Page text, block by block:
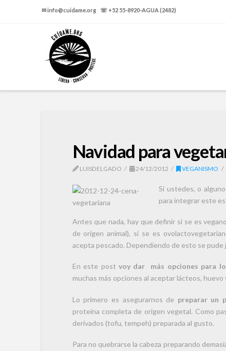
✉ info@cuidame.org ☏ +52 55-8920-AGUA (2482)
Navidad para
LUISDELGADO 24/12/2012 VEGANISMO
Si ustedes, o
para integrar este
Antes que nada, hay que definir si se es
de origen animal), si se es
acepta pescado. Dependiendo de esto se pude
En este post voy dar más opciones para
muchas más opciones al aceptar lácteos, huevo
Lo primero es asegurarnos de preparar un
proteína completa de origen vegetal. Como
derivados (tofu, tempeh) preparada al gusto.
Para no quebrarse la cabeza preparando